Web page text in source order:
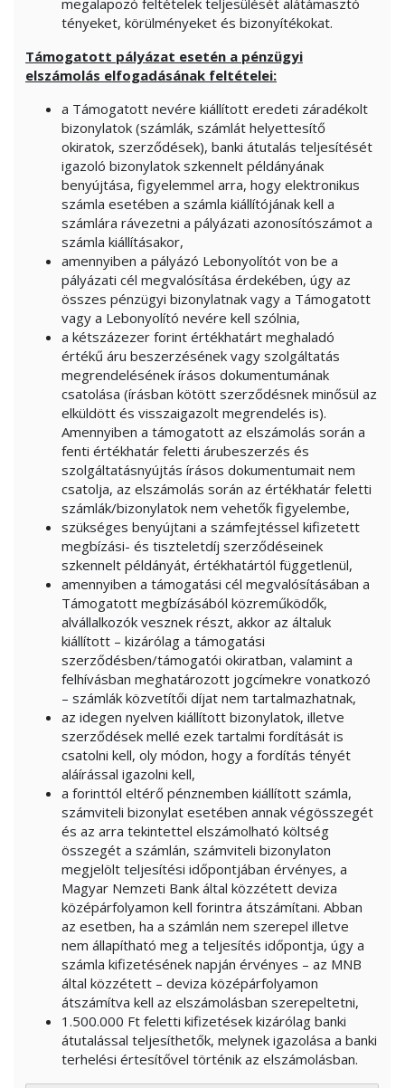
megalapozó feltételek teljesülését alátámasztó
tényeket, körülményeket és bizonyítékokat.
Támogatott pályázat esetén a pénzügyi
elszámolás elfogadásának feltételei:
a Támogatott nevére kiállított eredeti záradékolt
bizonylatok (számlák, számlát helyettesítő
okiratok, szerződések), banki átutalás teljesítését
igazoló bizonylatok szkennelt példányának
benyújtása, figyelemmel arra, hogy elektronikus
számla esetében a számla kiállítójának kell a
számlára rávezetni a pályázati azonosítószámot a
számla kiállításakor,
amennyiben a pályázó Lebonyolítót von be a
pályázati cél megvalósítása érdekében, úgy az
összes pénzügyi bizonylatnak vagy a Támogatott
vagy a Lebonyolító nevére kell szólnia,
a kétszázezer forint értékhatárt meghaladó
értékű áru beszerzésének vagy szolgáltatás
megrendelésének írásos dokumentumának
csatolása (írásban kötött szerződésnek minősül az
elküldött és visszaigazolt megrendelés is).
Amennyiben a támogatott az elszámolás során a
fenti értékhatár feletti árubeszerzés és
szolgáltatásnyújtás írásos dokumentumait nem
csatolja, az elszámolás során az értékhatár feletti
számlák/bizonylatok nem vehetők figyelembe,
szükséges benyújtani a számfejtéssel kifizetett
megbízási- és tiszteletdíj szerződéseinek
szkennelt példányát, értékhatártól függetlenül,
amennyiben a támogatási cél megvalósításában a
Támogatott megbízásából közreműködők,
alvállalkozók vesznek részt, akkor az általuk
kiállított – kizárólag a támogatási
szerződésben/támogatói okiratban, valamint a
felhívásban meghatározott jogcímekre vonatkozó
– számlák közvetítői díjat nem tartalmazhatnak,
az idegen nyelven kiállított bizonylatok, illetve
szerződések mellé ezek tartalmi fordítását is
csatolni kell, oly módon, hogy a fordítás tényét
aláírással igazolni kell,
a forinttól eltérő pénznemben kiállított számla,
számviteli bizonylat esetében annak végösszegét
és az arra tekintettel elszámolható költség
összegét a számlán, számviteli bizonylaton
megjelölt teljesítési időpontjában érvényes, a
Magyar Nemzeti Bank által közzétett deviza
középárfolyamon kell forintra átszámítani. Abban
az esetben, ha a számlán nem szerepel illetve
nem állapítható meg a teljesítés időpontja, úgy a
számla kifizetésének napján érvényes – az MNB
által közzétett – deviza középárfolyamon
átszámítva kell az elszámolásban szerepeltetni,
1.500.000 Ft feletti kifizetések kizárólag banki
átutalással teljesíthetők, melynek igazolása a banki
terhelési értesítővel történik az elszámolásban.